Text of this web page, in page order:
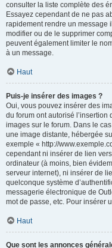
consulter la liste complète des
Essayez cependant de ne pas
rapidement rendre un message
modifier ou de le supprimer
peuvent également limiter le
à un message.
Haut
Puis-je insérer des images ?
Oui, vous pouvez insérer des
du forum ont autorisé
images sur le forum. Dans le
une image distante, hébergée
exemple « http://
cependant ni insérer de lien
ordinateur (à moins, bien
serveur internet), ni insérer de
quelconque système
messagerie électronique de
mot de passe, etc. Pour insérer
Haut
Que sont les annonces